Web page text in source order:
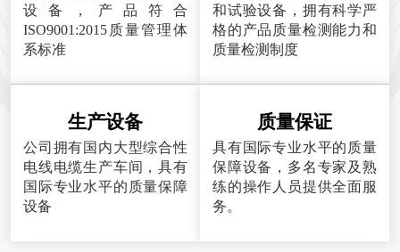
设备，产品符合
ISO9001:2015质量管理体
系标准
和试验设备，拥有科学严
格的产品质量检测能力和
质量检测制度
生产设备
公司拥有国内大型综合性
电线电缆生产车间，具有
国际专业水平的质量保障
设备
质量保证
具有国际专业水平的质量
保障设备，多名专家及熟
练的操作人员提供全面服
务。